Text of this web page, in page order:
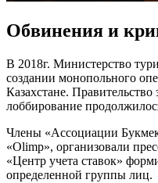
Обвинения и
В 2018г. Министерство
создании монопольного
Казахстане.
лоббирование
Члены «Ассоциации
«Olimp», организовали
«Центр учета ставок»
определенной группы лиц.